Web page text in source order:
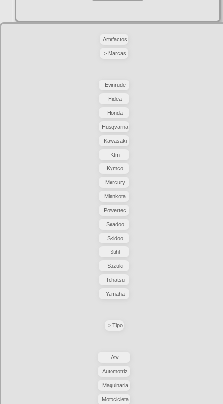
Artefactos
> Marcas
Evinrude
Hidea
Honda
Husqvarna
Kawasaki
Ktm
Kymco
Mercury
Minnkota
Powertec
Seadoo
Skidoo
Stihl
Suzuki
Tohatsu
Yamaha
> Tipo
Atv
Automotriz
Maquinaria
Motocicleta